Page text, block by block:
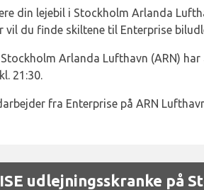
din lejebil i Stockholm Arlanda
vil du finde skiltene til Enterprise
Arlanda Lufthavn (ARN)
21:30.
fra Enterprise på ARN
udlejningsskranke på